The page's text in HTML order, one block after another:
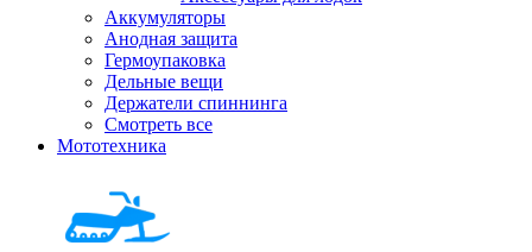
Аккумуляторы
Анодная защита
Гермоупаковка
Дельные вещи
Держатели спиннинга
Смотреть все
Мототехника